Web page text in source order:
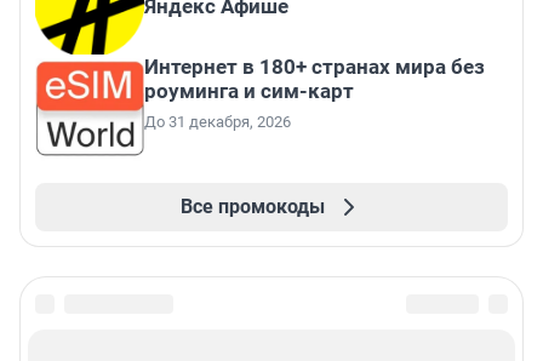
Яндекс Афише
Интернет в 180+ странах мира без
роуминга и сим-карт
До 31 декабря, 2026
Все промокоды